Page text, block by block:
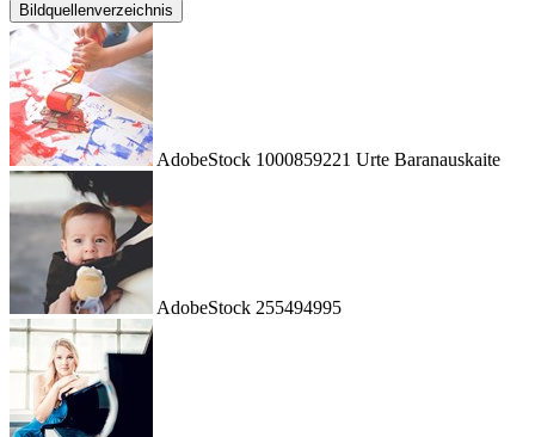
Bildquellenverzeichnis
AdobeStock 1000859221 Urte Baranauskaite
AdobeStock 255494995